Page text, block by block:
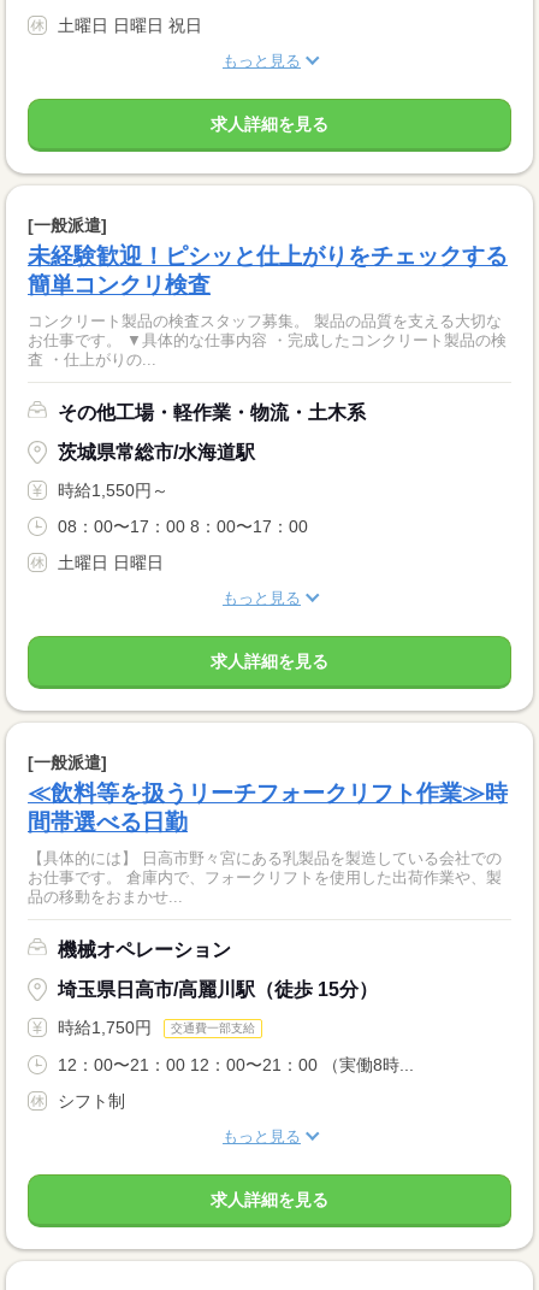
土曜日 日曜日 祝日
もっと見る
求人詳細を見る
[一般派遣]
未経験歓迎！ピシッと仕上がりをチェックする
簡単コンクリ検査
コンクリート製品の検査スタッフ募集。 製品の品質を支える大切な
お仕事です。 ▼具体的な仕事内容 ・完成したコンクリート製品の検
査 ・仕上がりの...
その他工場・軽作業・物流・土木系
茨城県常総市/水海道駅
時給1,550円～
08：00〜17：00 8：00〜17：00
土曜日 日曜日
もっと見る
求人詳細を見る
[一般派遣]
≪飲料等を扱うリーチフォークリフト作業≫時
間帯選べる日勤
【具体的には】 日高市野々宮にある乳製品を製造している会社での
お仕事です。 倉庫内で、フォークリフトを使用した出荷作業や、製
品の移動をおまかせ...
機械オペレーション
埼玉県日高市/高麗川駅（徒歩 15分）
時給1,750円 交通費一部支給
12：00〜21：00 12：00〜21：00 （実働8時...
シフト制
もっと見る
求人詳細を見る